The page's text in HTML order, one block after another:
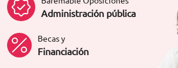
Administración pública
Becas y
Financiación